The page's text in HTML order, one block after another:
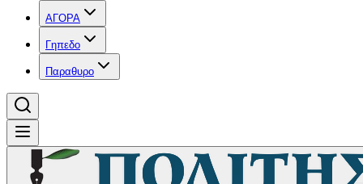
ΑΓΟΡΑ
Γηπεδο
Παραθυρο